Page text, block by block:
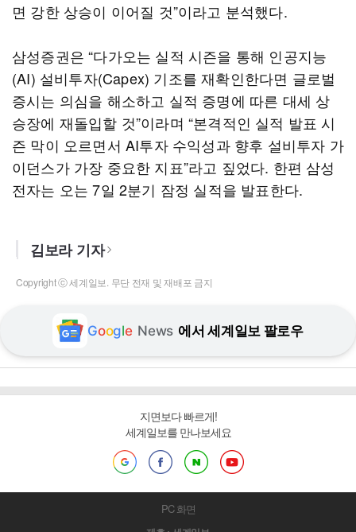
면 강한 상승이 이어질 것”이라고 분석했다.
삼성증권은 “다가오는 실적 시즌을 통해 인공지능
(AI) 설비투자(Capex) 기조를 재확인한다면 글로벌
증시는 의심을 해소하고 실적 증명에 따른 대세 상
승장에 재돌입할 것”이라며 “본격적인 실적 발표 시
즌 막이 오르면서 AI투자 수익성과 향후 설비투자 가
이던스가 가장 중요한 지표”라고 짚었다. 한편 삼성
전자는 오는 7일 2분기 잠정 실적을 발표한다.
김보라 기자
Copyright ⓒ 세계일보. 무단 전재 및 재배포 금지
Google News 에서 세계일보 팔로우
지면보다 빠르게!
세계일보를 만나보세요
PC 화면